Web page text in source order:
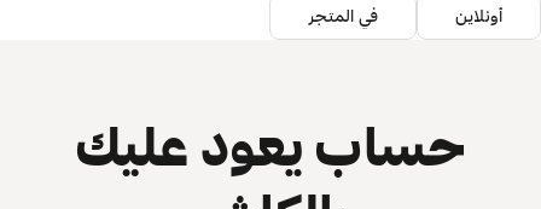
أونلاين في المتجر
حساب يعود عليك